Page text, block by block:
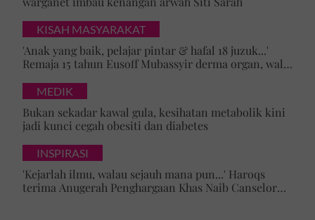
KISAH MASYARAKAT
'Anak yang baik, pelajar pintar & hafal 18 juzuk...'
Remaja 15 tahun Eusoff Mubassyir derma organ, walk
MEDIK
Bukan sekadar kawal gula, kesihatan metabolik kini
jadi kunci cegah obesiti dan diabetes
INSPIRASI
'Kejarlah ilmu, walau sejauh mana pun...' Haroqs
terima Anugerah Penghargaan Khas Naib Canselor